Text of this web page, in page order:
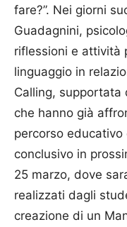
fare?”. Nei giorni
Guadagnini,
riflessioni e attività
linguaggio in
Calling, supportata
che hanno già
percorso
conclusivo in
25 marzo, dove
realizzati dagli
creazione di un